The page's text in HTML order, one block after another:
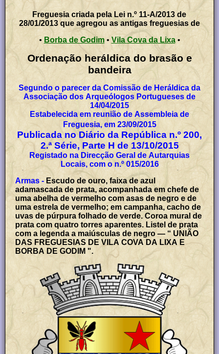
Freguesia criada pela Lei n.º 11-A/2013 de
28/01/2013 que agregou as antigas freguesias de
•
Borba de Godim• Vila Cova da Lixa•
Ordenação heráldica do brasão e
bandeira
Segundo o parecer da Comissão de Heráldica da
Associação dos Arqueólogos Portugueses de
14/04/2015
Estabelecida em reunião de Assembleia de
Freguesia, em 23/09/2015
Publicada no Diário da República n.º 200,
2.ª Série, Parte H de 13/10/2015
Registado na Direcção Geral de Autarquias
Locais, com o n.º 015/2016
Armas - Escudo de ouro, faixa de azul
adamascada de prata, acompanhada em chefe de
uma abelha de vermelho com asas de negro e de
uma estrela de vermelho; em campanha, cacho de
uvas de púrpura folhado de verde. Coroa mural de
prata com quatro torres aparentes. Listel de prata
com a legenda a maiúsculas de negro — “ UNIÃO
DAS FREGUESIAS DE VILA COVA DA LIXA E
BORBA DE GODIM ".